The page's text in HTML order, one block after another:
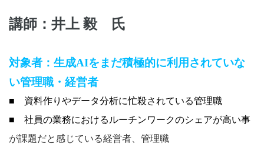
講師：井上 毅 氏
対象者： 生成AIをまだ積極的に利用されていな
い管理職・経営者
■ 資料作りやデータ分析に忙殺されている管理職
■ 社員の業務におけるルーチンワークのシェアが高い事
が課題だと感じている経営者、管理職